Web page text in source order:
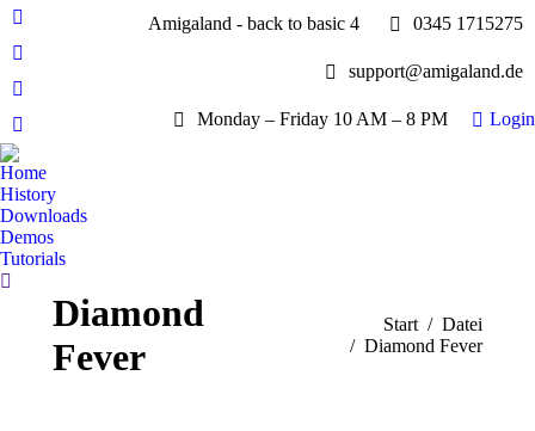
Facebook
page
opens
new
window
YouTube
page
opens
in
new
window
Whatsapp
page
opens
in
new
window
E-
Mail
page
opens
in
new
Amigaland - back to basic 4 0345 1715275
support@amigaland.de
Monday – Friday 10 AM – 8 PM Login
Home
History
Downloads
Demos
Tutorials
Search:
Diamond
Fever
Sie befinden sich hier:
Start
Datei
Diamond Fever